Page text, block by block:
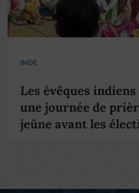
INDE
Les évêques
une journée de
jeûne avant les